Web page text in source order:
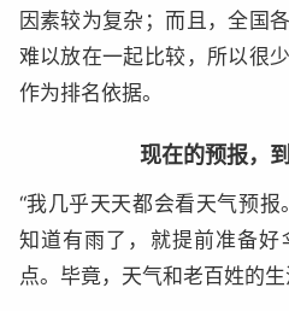
因素较为复杂；而且，全国
难以放在一起比较，所以很
作为排名依据。
现在的预报，
“我几乎天天都会看天气预报
知道有雨了，就提前准备
点。毕竟，天气和老百姓的生